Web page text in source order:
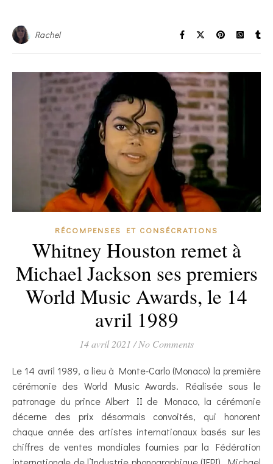
Rachel
RÉCOMPENSES ET CONSÉCRATIONS
Whitney Houston remet à
Michael Jackson ses premiers
World Music Awards, le 14
avril 1989
14 avril 2021 / No Comments
Le 14 avril 1989, a lieu à Monte-Carlo (Monaco) la première
cérémonie des World Music Awards. Réalisée sous le
patronage du prince Albert II de Monaco, la cérémonie
décerne des prix désormais convoités, qui honorent
chaque année des artistes internationaux basés sur les
chiffres de ventes mondiales fournies par la Fédération